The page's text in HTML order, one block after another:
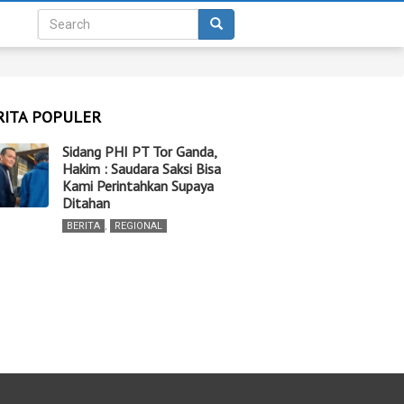
POPULER
Sidang PHI PT Tor Ganda,
Hakim : Saudara Saksi Bisa
Kami Perintahkan Supaya
Ditahan
BERITA , REGIONAL